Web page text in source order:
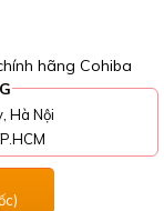
hãng Cohiba
Hà Nội